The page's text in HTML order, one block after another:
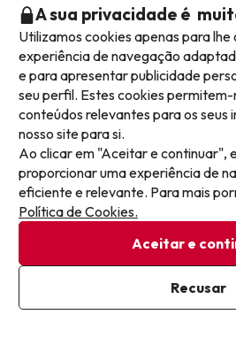
estacionamento ao bungalow
frigoríficos, malas, sacos, etc.
(os ventiladores não faziam
(para quem quer total
pouca iluminação e caminhos
aos bungalows.
Engracia
Tranquilidade, localização.
Não deixe escapar as
As ofertas mudam todos os
e receba semanalmente uma
mais recentes ofertas de
perder um excelente preço.
Escreva aqui o seu e-mail
Já estou
Ao subscrever a nossa newsletter, está
para receber comunicações de
A sua privacidade é
Utilizamos cookies apenas para
experiência de navegação
e para apresentar publicidade
seu perfil. Estes cookies
conteúdos relevantes para os seus
nosso site para si.
Ao clicar em "Aceitar e continuar",
proporcionar uma experiência de
eficiente e relevante. Para mais
Política de Cookies.
Aceitar e
Recusar